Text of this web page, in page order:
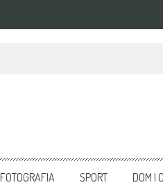
FOTOGRAFIA SPORT DOM I